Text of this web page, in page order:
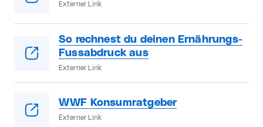
Externer Link
So rechnest du deinen Ernährungs-
Fussabdruck aus
Externer Link
WWF Konsumratgeber
Externer Link